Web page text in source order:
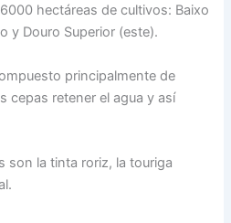
hectáreas de cultivos: Baixo
y Douro Superior (este).
principalmente de
cepas retener el agua y así
son la tinta roriz, la touriga